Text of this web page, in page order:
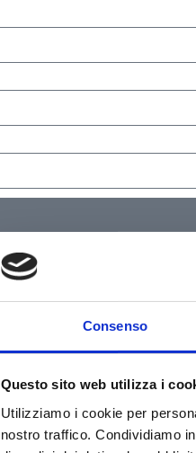
Consenso
Questo sito web utilizza i
Utilizziamo i cookie per
nostro traffico. Condividiamo